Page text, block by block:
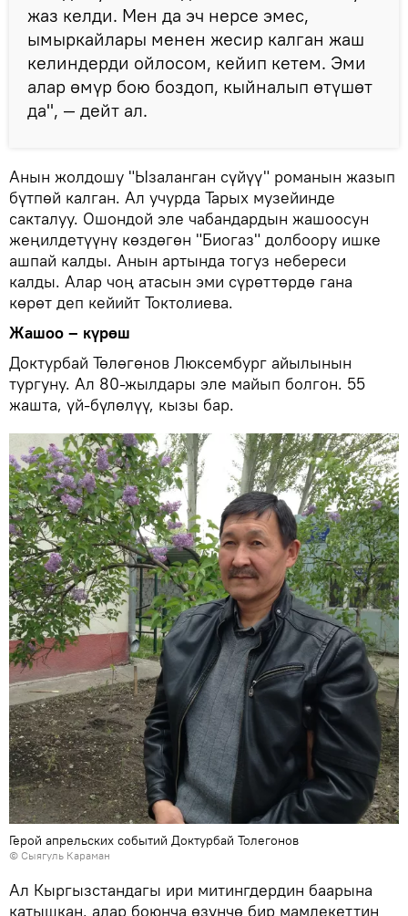
жаз келди. Мен да эч нерсе эмес,
ымыркайлары менен жесир калган жаш
келиндерди ойлосом, кейип кетем. Эми
алар өмүр бою боздоп, кыйналып өтүшөт
да", — дейт ал.
Анын жолдошу "Ызаланган сүйүү" романын жазып
бүтпөй калган. Ал учурда Тарых музейинде
сакталуу. Ошондой эле чабандардын жашоосун
жеңилдетүүнү көздөгөн "Биогаз" долбоору ишке
ашпай калды. Анын артында тогуз небереси
калды. Алар чоң атасын эми сүрөттөрдө гана
көрөт деп кейийт Токтолиева.
Жашоо – күрөш
Доктурбай Төлөгөнов Люксембург айылынын
тургуну. Ал 80-жылдары эле майып болгон. 55
жашта, үй-бүлөлүү, кызы бар.
Герой апрельских событий Доктурбай Толегонов
© Сыягуль Караман
Ал Кыргызстандагы ири митингдердин баарына
катышкан, алар боюнча өзүнчө бир мамлекеттин